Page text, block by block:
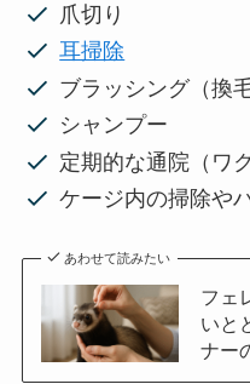
爪切り
耳掃除
ブラッシング（換
シャンプー
定期的な通院（ワ
ケージ内の掃除や
あわせて読みたい
フェ
いと
ナー